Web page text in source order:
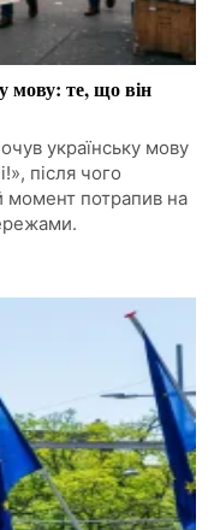
мову: те, що він
українську мову
після чого
момент потрапив на